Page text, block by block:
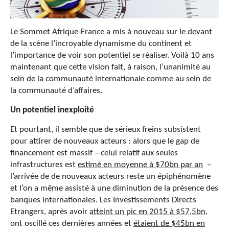
Le Sommet Afrique-France a mis à nouveau sur le devant
de la scène l’incroyable dynamisme du continent et
l’importance de voir son potentiel se réaliser. Voilà 10 ans
maintenant que cette vision fait, à raison, l’unanimité au
sein de la communauté internationale comme au sein de
la communauté d’affaires.
Un potentiel inexploité
Et pourtant, il semble que de sérieux freins subsistent
pour attirer de nouveaux acteurs : alors que le gap de
financement est massif – celui relatif aux seules
infrastructures est estimé en moyenne à $70bn par an –
l’arrivée de de nouveaux acteurs reste un épiphénomène
et l’on a même assisté à une diminution de la présence des
banques internationales. Les Investissements Directs
Etrangers, après avoir atteint un pic en 2015 à $57,5bn,
ont oscillé ces dernières années et étaient de $45bn en